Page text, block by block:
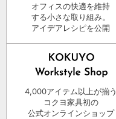
オフィスの快適を維持
する小さな取り組み。
アイデアレシピを公開
4,000アイテム以上が揃う
コクヨ家具初の
公式オンラインショップ